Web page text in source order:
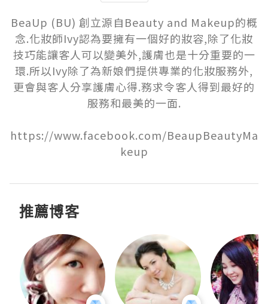
BeaUp (BU) 創立源自Beauty and Makeup的概
念.化妝師Ivy認為要擁有一個好的妝容,除了化妝
技巧能讓客人可以變美外,護膚也是十分重要的一
環.所以Ivy除了為新娘們提供專業的化妝服務外,
更會與客人分享護膚心得.務求令客人得到最好的
服務和最美的一面.
https://www.facebook.com/BeaupBeautyMa
keup
推薦博客